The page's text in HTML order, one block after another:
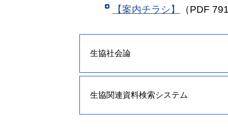
【案内チラシ】
（PDF
生協社会論
生協関連資料検索システム